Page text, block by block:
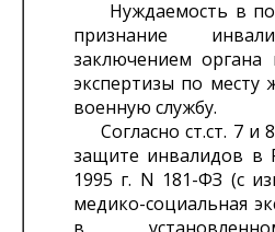
Нуждаемость в
признание
заключением органа
экспертизы по месту
военную службу.
Согласно ст.ст. 7 и
защите инвалидов в
1995 г. N 181-ФЗ (с
медико-социальная